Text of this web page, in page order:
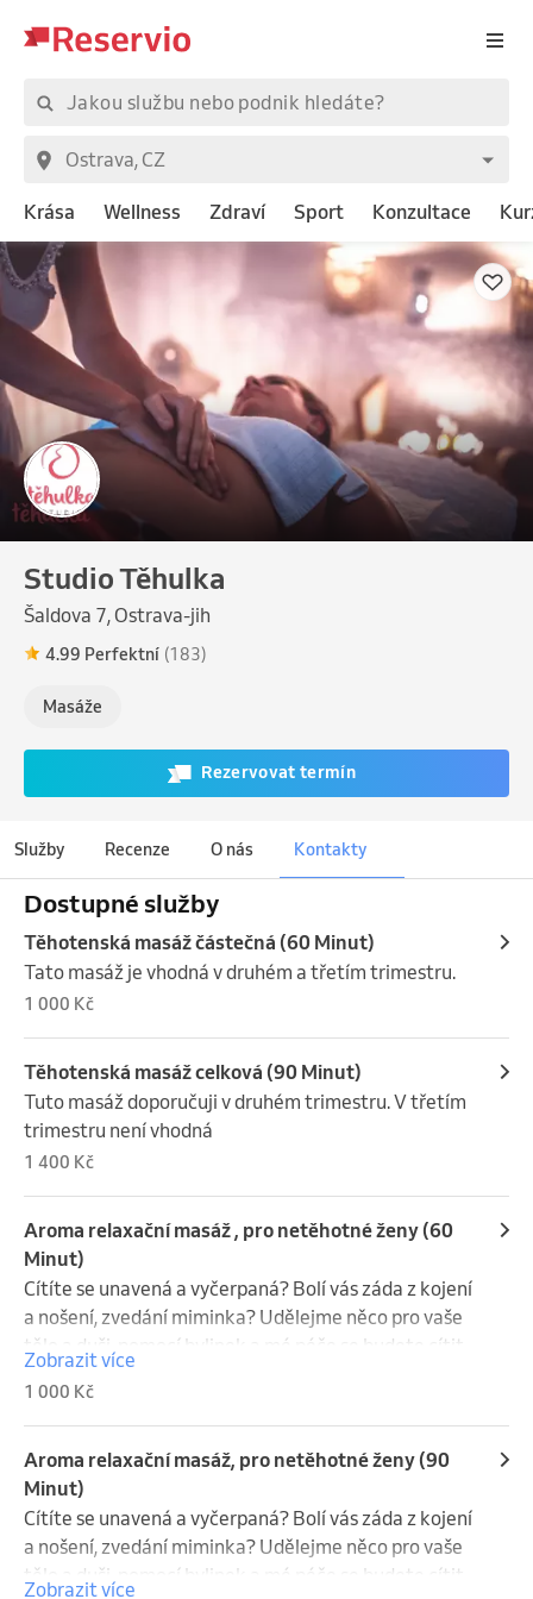
Krása Wellness Zdraví Sport Konzultace
Studio Těhulka
Šaldova 7, Ostrava-jih
4.99 Perfektní (183)
Masáže
Rezervovat termín
Služby Recenze O nás Kontakty
Dostupné služby
Těhotenská masáž částečná (60 Minut)
Tato masáž je vhodná v druhém a třetím trimestru.
1 000 Kč
Těhotenská masáž celková (90 Minut)
Tuto masáž doporučuji v druhém trimestru. V třetím
trimestru není vhodná
1 400 Kč
Aroma relaxační masáž , pro netěhotné ženy (60
Minut)
Cítíte se unavená a vyčerpaná? Bolí vás záda z kojení
a nošení, zvedání miminka? Udělejme něco pro vaše
tělo a duši, pomocí bylinek a mé péče se budete cítit
jako nová. Zvolíme aromaterapii, vzhledem k
potížím.Tato masáž je intevzivní a vstupuji do
hloubky. Hmaty jsou rychlejší. Tělo se pomalu
uvolňuje a vy se propadáte do hlubších vrtev sama
sebe a jste přístupnějším procesům , které byly
vyvolány působení eterických olejů. Vysoce účinné
esenciální oleje pronikají do těla přes pokožku a
zároveň jsou vdechovány.
Zobrazit více
1 000 Kč
Aroma relaxační masáž, pro netěhotné ženy (90
Minut)
Cítíte se unavená a vyčerpaná? Bolí vás záda z kojení
a nošení, zvedání miminka? Udělejme něco pro vaše
tělo a duši, pomocí bylinek a mé péče se budete cítit
Zobrazit více